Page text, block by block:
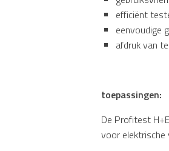
efficiënt
eenvoudige
afdruk van
toepassingen:
De Profitest
voor